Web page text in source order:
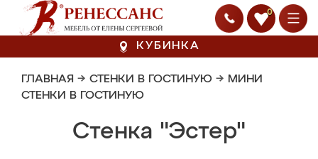
0
КУБИНКА
ГЛАВНАЯ → СТЕНКИ В ГОСТИНУЮ → МИНИ
СТЕНКИ В ГОСТИНУЮ
Стенка "Эстер"